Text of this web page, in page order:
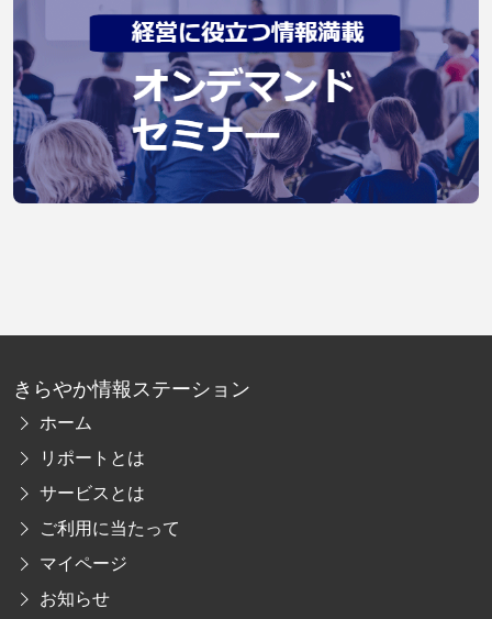
きらやか情報ステーション
ホーム
リポートとは
サービスとは
ご利用に当たって
マイページ
お知らせ